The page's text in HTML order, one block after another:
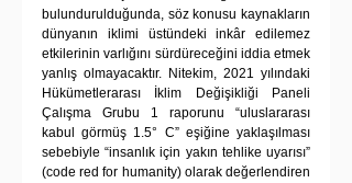
bulundurulduğunda, söz konusu kaynakların
dünyanın iklimi üstündeki inkâr edilemez
etkilerinin varlığını sürdüreceğini iddia etmek
yanlış olmayacaktır. Nitekim, 2021 yılındaki
Hükümetlerarası İklim Değişikliği Paneli
Çalışma Grubu 1 raporunu “uluslararası
kabul görmüş 1.5° C” eşiğine yaklaşılması
sebebiyle “insanlık için yakın tehlike uyarısı”
(code red for humanity) olarak değerlendiren